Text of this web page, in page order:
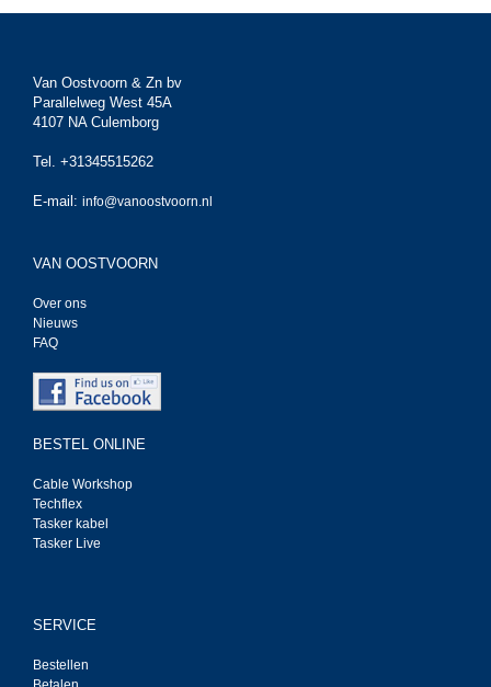
Van Oostvoorn & Zn bv
Parallelweg West 45A
4107 NA Culemborg
Tel. +31345515262
E-mail: info@vanoostvoorn.nl
VAN OOSTVOORN
Over ons
Nieuws
FAQ
BESTEL ONLINE
Cable Workshop
Techflex
Tasker kabel
Tasker Live
SERVICE
Bestellen